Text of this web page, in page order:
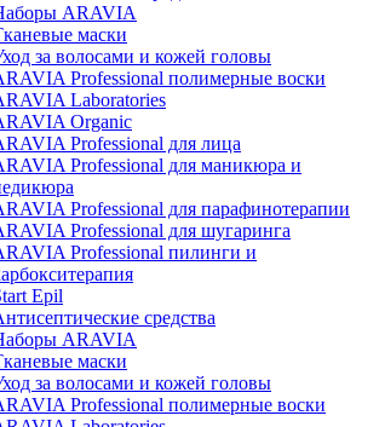
ARAVIA
маски
за волосами и кожей головы
Professional полимерные воски
Laboratories
Organic
Professional для лица
Professional для маникюра и
Professional для парафинотерапии
Professional для шугаринга
Professional пилинги и
Epil
средства
ARAVIA
маски
за волосами и кожей головы
Professional полимерные воски